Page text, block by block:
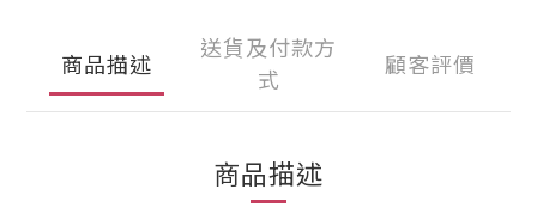
商品描述
送貨及付款方
式
顧客評價
商品描述